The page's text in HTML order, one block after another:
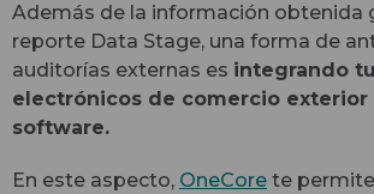
Además de la información obtenida
reporte Data Stage, una forma de
auditorías externas es integrando
electrónicos de comercio exterior
software.
En este aspecto, OneCore te